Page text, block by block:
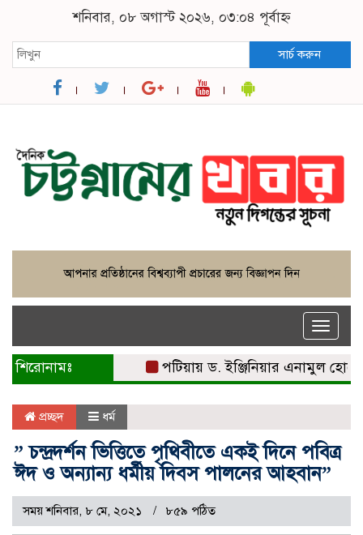
শনিবার, ০৮ অগাস্ট ২০২৬, ০৩:০৪ পূর্বাহ্ন
সার্চ করুন
Toggle
শিরোনামঃ পটিয়ায় ড. ইঞ্জিনিয়ার এনামুল
প্রচ্ছদ ধর্ম
” চন্দ্রদর্শন ভিত্তিতে পৃথিবীতে একই দিনে পবিত্র
ঈদ ও অন্যান্য ধর্মীয় দিবস পালনের আহবান”
সময় শনিবার, ৮ মে, ২০২১ ৮৫৯ পঠিত